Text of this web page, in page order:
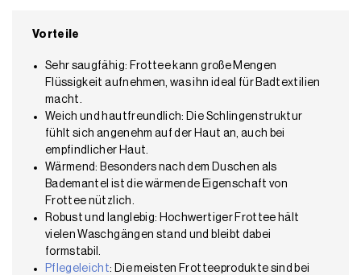
Vorteile
Sehr saugfähig: Frottee kann große Mengen
Flüssigkeit aufnehmen, was ihn ideal für Badtextilien
macht.
Weich und hautfreundlich: Die Schlingenstruktur
fühlt sich angenehm auf der Haut an, auch bei
empfindlicher Haut.
Wärmend: Besonders nach dem Duschen als
Bademantel ist die wärmende Eigenschaft von
Frottee nützlich.
Robust und langlebig: Hochwertiger Frottee hält
vielen Waschgängen stand und bleibt dabei
formstabil.
Pflegeleicht: Die meisten Frotteeprodukte sind bei